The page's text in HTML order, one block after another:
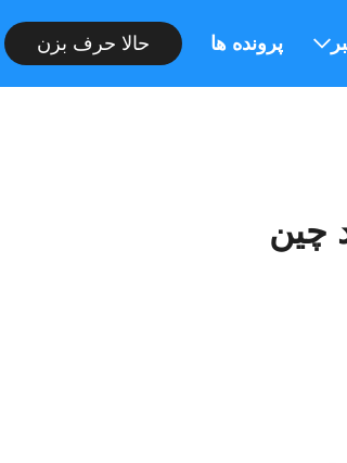
پرونده ها حالا حرف بزن
چین